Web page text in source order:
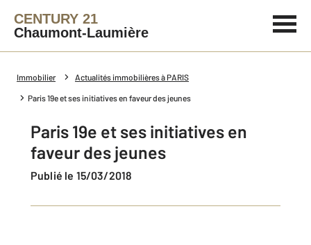
CENTURY 21
Chaumont-Laumière
Immobilier Actualités immobilières à PARIS
Paris 19e et ses initiatives en faveur des jeunes
Paris 19e et ses initiatives en
faveur des jeunes
Publié le 15/03/2018